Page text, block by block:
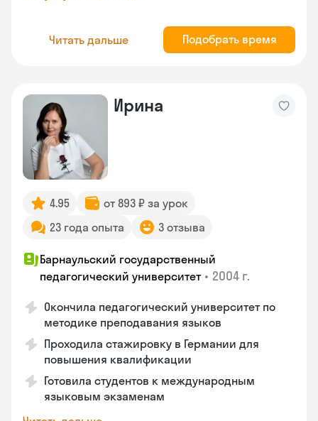
Читать дальше Подобрать время
Ирина
4.95
от 893 ₽ за урок
23 года опыта
3 отзыва
Барнаульский государственный
педагогический университет • 2004 г.
Окончила педагогический университет по
методике преподавания языков
Проходила стажировку в Германии для
повышения квалификации
Готовила студентов к международным
языковым экзаменам